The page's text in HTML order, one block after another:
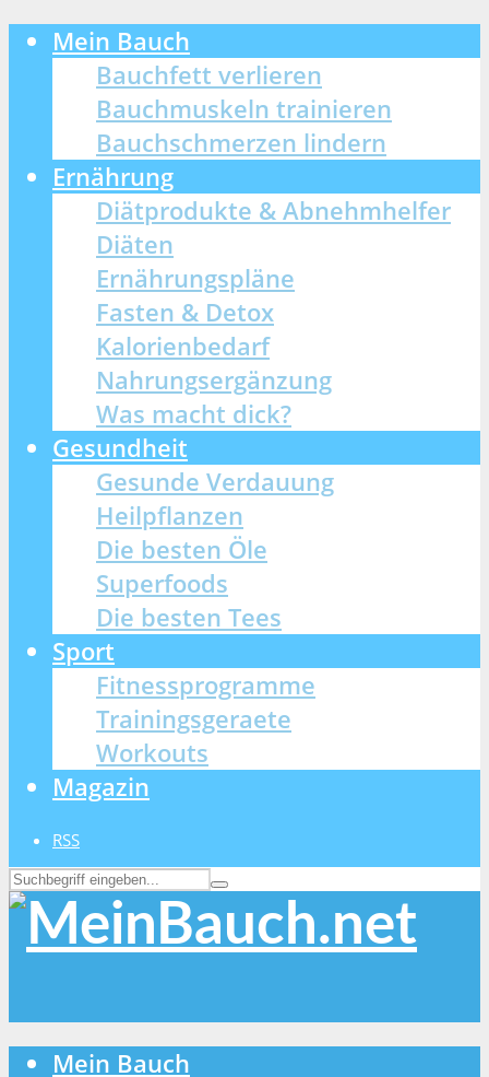
Mein Bauch
Bauchfett verlieren
Bauchmuskeln trainieren
Bauchschmerzen lindern
Ernährung
Diätprodukte & Abnehmhelfer
Diäten
Ernährungspläne
Fasten & Detox
Kalorienbedarf
Nahrungsergänzung
Was macht dick?
Gesundheit
Gesunde Verdauung
Heilpflanzen
Die besten Öle
Superfoods
Die besten Tees
Sport
Fitnessprogramme
Trainingsgeraete
Workouts
Magazin
RSS
Mein Bauch